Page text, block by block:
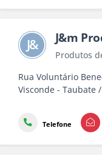
J& J&m
Produtos
Rua Voluntário
Visconde - Taubate /
Telefone